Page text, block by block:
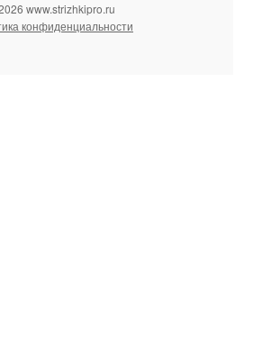
www.strizhkipro.ru
конфиденциальности